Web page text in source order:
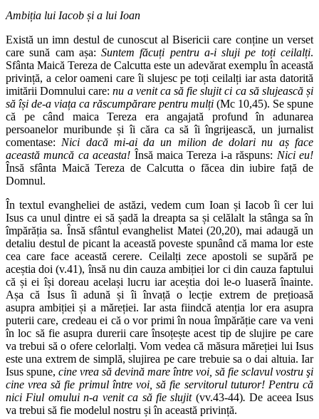
Ambiția lui Iacob și a lui Ioan
Există un imn destul de cunoscut al Bisericii care conține un verset
care sună cam așa:Suntem făcuți pentru a-i sluji pe toți ceilalți.
Sfânta Maică Tereza de Calcutta este un adevărat exemplu în această
privință, a celor oameni care îi slujesc pe toți ceilalți iar asta datorită
imitării Domnului care:nu a venit ca să fie slujit ci ca să slujească și
să își de-a viața ca răscumpărare pentru mulți (Mc 10,45). Se spune
că pe când maica Tereza era angajată profund în adunarea
persoanelor muribunde și îi căra ca să îi îngrijească, un jurnalist
comentase: Nici dacă mi-ai da un milion de dolari nu aș face
această muncă ca aceasta! Însă maica Tereza i-a răspuns: Nici eu!
Însă sfânta Maică Tereza de Calcutta o făcea din iubire față de
Domnul.
În textul evangheliei de astăzi, vedem cum Ioan și Iacob îi cer lui
Isus ca unul dintre ei să șadă la dreapta sa și celălalt la stânga sa în
împărăția sa. Însă sfântul evanghelist Matei (20,20), mai adaugă un
detaliu destul de picant la această poveste spunând că mama lor este
cea care face această cerere. Ceilalți zece apostoli se supără pe
aceștia doi (v.41), însă nu din cauza ambiției lor ci din cauza faptului
că și ei își doreau același lucru iar aceștia doi le-o luaseră înainte.
Așa că Isus îi adună și îi învață o lecție extrem de prețioasă
asupra ambiției și a măreției. Iar asta fiindcă atenția lor era asupra
puterii care, credeau ei că o vor primi în noua împărăție care va veni
în loc să fie asupra durerii care însoțește acest tip de slujire pe care
va trebui să o ofere celorlalți. Vom vedea că măsura măreției lui Isus
este una extrem de simplă, slujirea pe care trebuie sa o dai altuia. Iar
Isus spune, cine vrea să devină mare între voi, să fie sclavul vostru şi
cine vrea să fie primul între voi, să fie servitorul tuturor! Pentru că
nici Fiul omului n-a venit ca să fie slujit(vv.43-44). De aceea Isus
va trebui să fie modelul nostru și în această privință.